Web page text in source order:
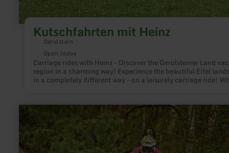
Kutschfahrten mit Heinz
Gerolstein
Open today
Carriage rides with Heinz - Discover the Gerolsteiner Land
region in a charming way! Experience the beautiful Eifel
in a completely different way - on a leisurely carriage ride!
families, couples and nature lovers.
learn
about:
Camp
Tannenhof